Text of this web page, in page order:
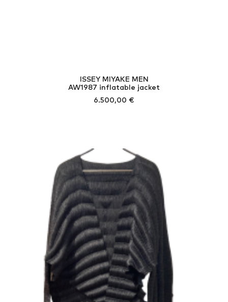
ISSEY MIYAKE MEN
AW1987 inflatable jacket
6.500,00 €